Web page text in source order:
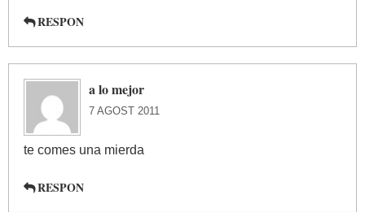
RESPON
a lo mejor
7 AGOST 2011
te comes una mierda
RESPON